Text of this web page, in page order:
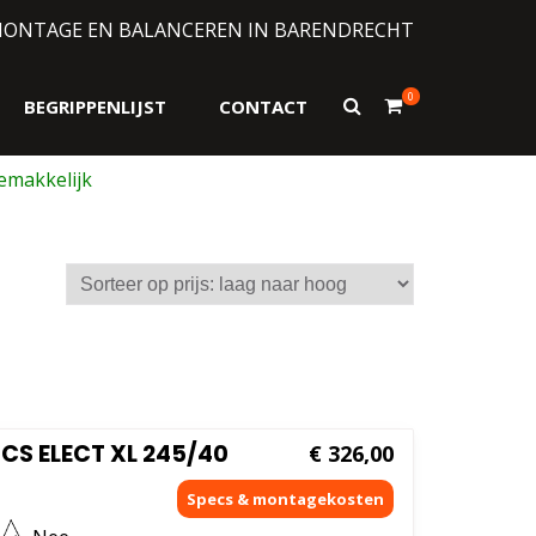
EN BALANCEREN IN BARENDRECHT
BEGRIPPENLIJST CONTACT
Toon
0
ELECT XL 245/40 € 326,00